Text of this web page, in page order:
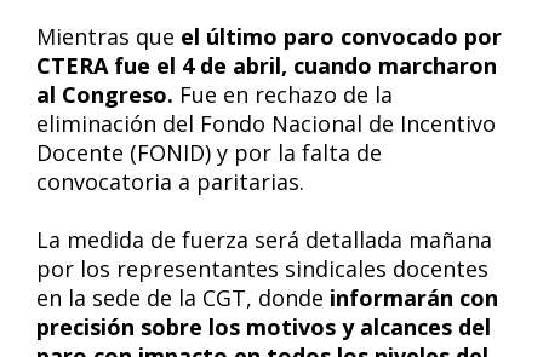
Mientras que el último paro convocado por
CTERA fue el 4 de abril, cuando marcharon
al Congreso. Fue en rechazo de la
eliminación del Fondo Nacional de Incentivo
Docente (FONID) y por la falta de
convocatoria a paritarias.
La medida de fuerza será detallada mañana
por los representantes sindicales docentes
en la sede de la CGT, donde informarán con
precisión sobre los motivos y alcances del